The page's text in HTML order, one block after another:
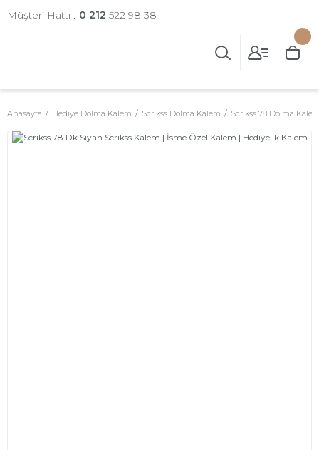
Müşteri Hattı : 0 212 522 98 38
Anasayfa Hediye Dolma Kalem Scrikss Dolma Kalem Scrikss 78 Dolma